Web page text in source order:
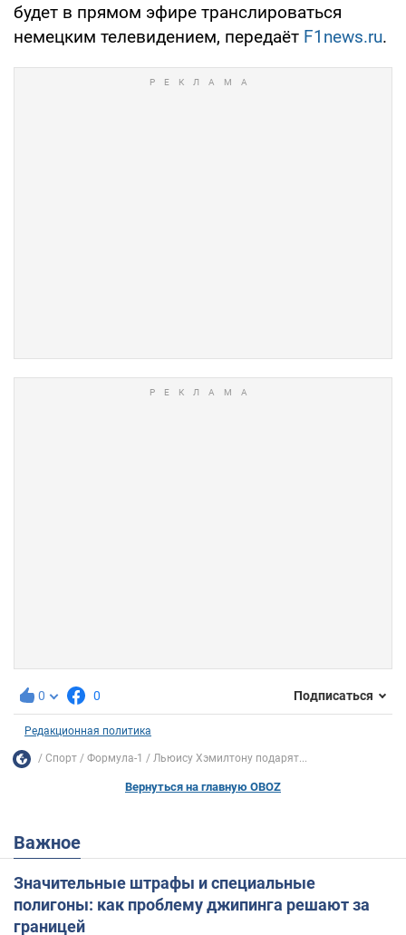
будет в прямом эфире транслироваться
немецким телевидением, передаёт F1news.ru.
0 0 Подписаться
Редакционная политика
Спорт Формула-1 Льюису Хэмилтону подарят...
Вернуться на главную OBOZ
Важное
Значительные штрафы и специальные
полигоны: как проблему джипинга решают за
границей